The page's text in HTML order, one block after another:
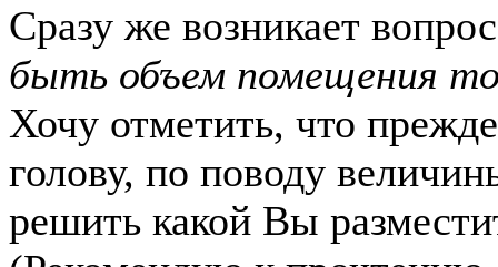
Сразу же возникает
быть объем помещения
Хочу отметить, что
голову, по поводу
решить какой Вы